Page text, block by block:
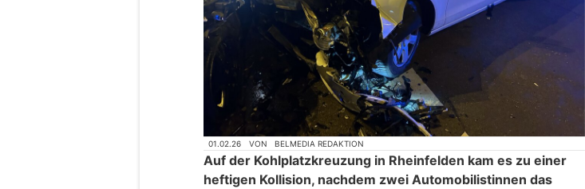
01.02.26 VON BELMEDIA REDAKTION
Auf der Kohlplatzkreuzung in Rheinfelden kam es zu einer
heftigen Kollision, nachdem zwei Automobilistinnen das